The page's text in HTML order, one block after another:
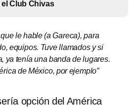
Club Chivas
le hable (a Gareca), para
equipos. Tuve llamados y si
ya tenía una banda de lugares.
de México, por ejemplo”
opción del América